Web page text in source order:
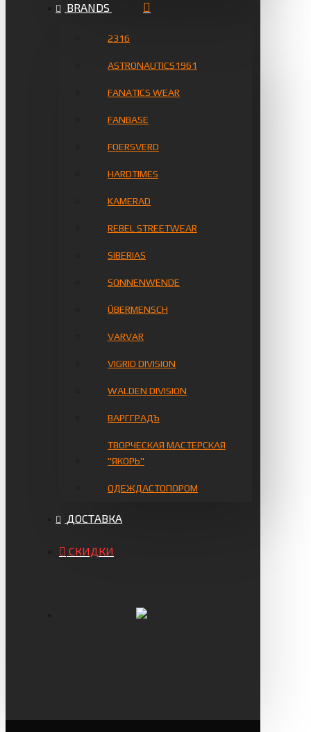
BRANDS
2316
ASTRONAUTICS1961
FANATICS WEAR
FANBASE
FOERSVERD
HARDTIMES
KAMERAD
REBEL STREETWEAR
SIBERIAS
SONNENWENDE
ÜBERMENSCH
VARVAR
VIGRID DIVISION
WALDEN DIVISION
ВАРГГРАДЪ
ТВОРЧЕСКАЯ МАСТЕРСКАЯ
"ЯКОРЬ"
ОДЕЖДАСТОПОРОМ
ДОСТАВКА
СКИДКИ